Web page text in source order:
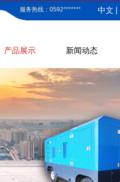
中文
服务热线：0592*******
产品展示 新闻动态